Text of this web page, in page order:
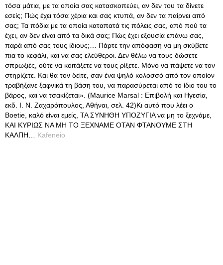
τόσα μάτια, με τα οποία σας κατασκοπεύει, αν δεν του τα δίνετε
εσείς; Πώς έχει τόσα χέρια και σας κτυπά, αν δεν τα παίρνει από
σας; Τα πόδια με τα οποία καταπατά τις πόλεις σας, από πού τα
έχει, αν δεν είναι από τα δικά σας; Πώς έχει εξουσία επάνω σας,
παρά από σας τους ίδιους;… Πάρτε την απόφαση να μη σκύβετε
πια το κεφάλι, και να σας ελεύθεροι. Δεν θέλω να τους δώσετε
σπρωξιές, ούτε να κοιτάξετε να τους ρίξετε. Μόνο να πάψετε να τον
στηρίζετε. Και θα τον δείτε, σαν ένα ψηλό κολοσσό από τον οποίον
τραβήξανε ξαφνικά τη βάση του, να παρασύρεται από το ίδιο του το
βάρος, και να τσακίζεται». (Maurice Marsal : Επιβολή και Ηγεσία,
εκδ. Ι. Ν. Ζαχαρόπουλος, Αθήναι, σελ. 42)Κι αυτό που λέει ο
Boetie, καλό είναι εμείς, ΤΑ ΣΥΝΗΘΗ ΥΠΟΖΥΓΙΑ να μη το ξεχνάμε,
ΚΑΙ ΚΥΡΙΩΣ ΝΑ ΜΗ ΤΟ ΞΕΧΝΑΜΕ ΟΤΑΝ ΦΤΑΝΟΥΜΕ ΣΤΗ
ΚΑΛΠΗ… Kafeneio